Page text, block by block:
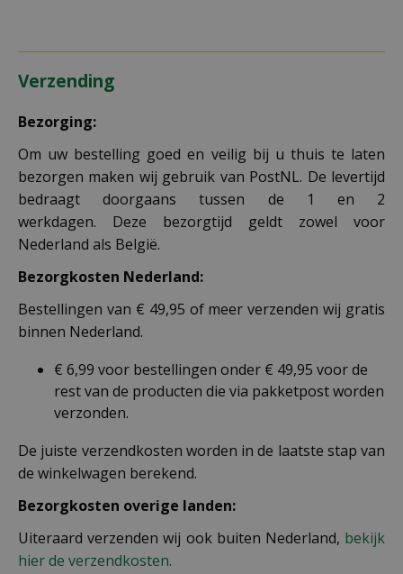
Verzending
Bezorging:
Om uw bestelling goed en veilig bij u thuis te laten
bezorgen maken wij gebruik van PostNL. De levertijd
bedraagt doorgaans tussen de 1 en 2
werkdagen. Deze bezorgtijd geldt zowel voor
Nederland als België.
Bezorgkosten Nederland:
Bestellingen van € 49,95 of meer verzenden wij gratis
binnen Nederland.
€ 6,99 voor bestellingen onder € 49,95 voor de
rest van de producten die via pakketpost worden
verzonden.
De juiste verzendkosten worden in de laatste stap van
de winkelwagen berekend.
Bezorgkosten overige landen:
Uiteraard verzenden wij ook buiten Nederland, bekijk
hier de verzendkosten.